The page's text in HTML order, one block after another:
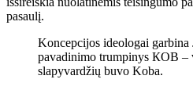
pasaulį.
Koncepcijos ideologai garbina
pavadinimo trumpinys КOB –
slapyvardžių buvo Koba.